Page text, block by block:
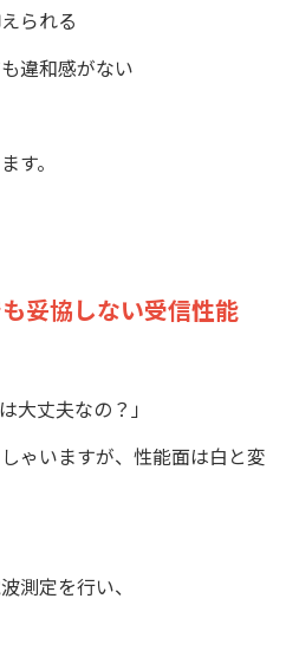
られる
違和感がない
す。
妥協しない受信性能
大丈夫なの？」
ゃいますが、性能面は白と変
測定を行い、